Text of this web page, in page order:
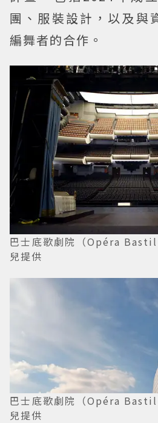
團、服裝設計，以及與
編舞者的合作。
巴士底歌劇院（Opéra
兒提供
巴士底歌劇院（Opéra
兒提供